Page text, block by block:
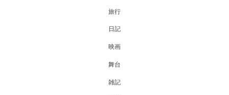
旅行
日記
映画
舞台
雑記